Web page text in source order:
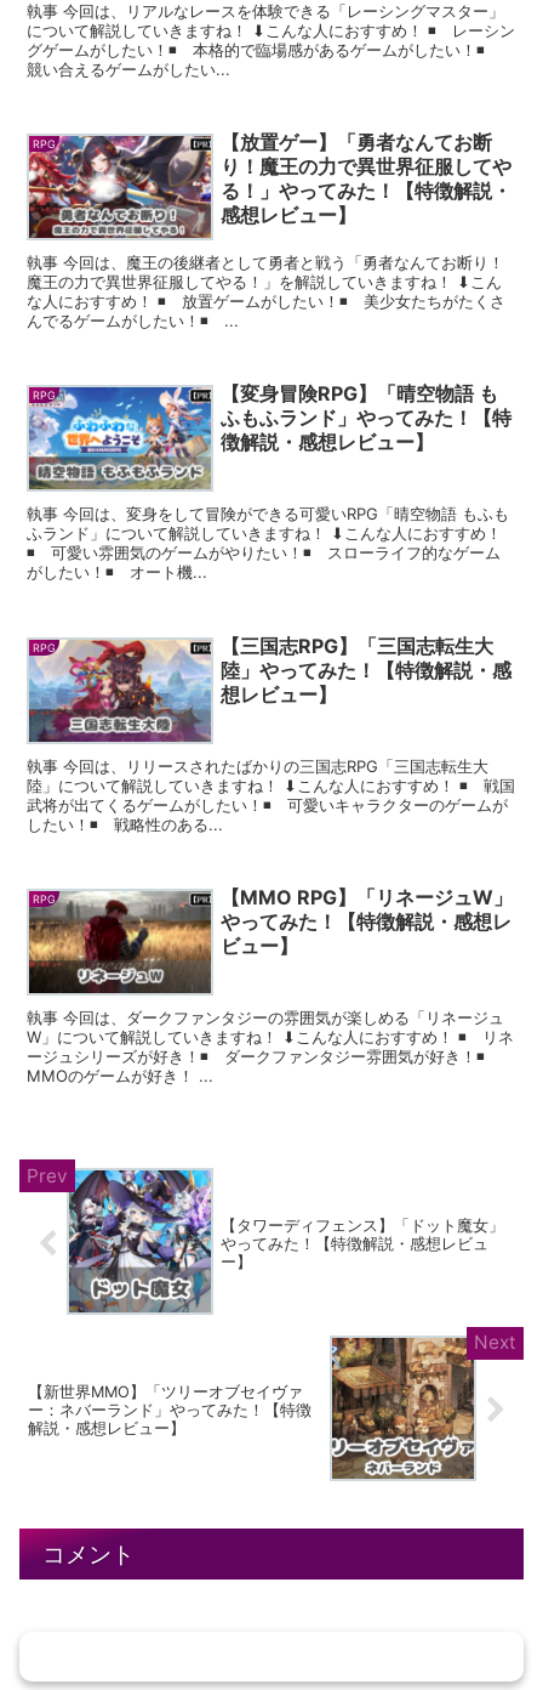
執事 今回は、リアルなレースを体験できる「レーシングマスター」
について解説していきますね！ ⬇︎こんな人におすすめ！ ◾️ レーシン
グゲームがしたい！◾️ 本格的で臨場感があるゲームがしたい！◾️
競い合えるゲームがしたい...
RPG
【放置ゲー】「勇者なんてお断
り！魔王の力で異世界征服してや
る！」やってみた！【特徴解説・
感想レビュー】
執事 今回は、魔王の後継者として勇者と戦う「勇者なんてお断り！
魔王の力で異世界征服してやる！」を解説していきますね！ ⬇︎こん
な人におすすめ！ ◾️ 放置ゲームがしたい！◾️ 美少女たちがたくさ
んでるゲームがしたい！◾️ ...
RPG
【変身冒険RPG】「晴空物語 も
ふもふランド」やってみた！【特
徴解説・感想レビュー】
執事 今回は、変身をして冒険ができる可愛いRPG「晴空物語 もふも
ふランド」について解説していきますね！ ⬇︎こんな人におすすめ！
◾️ 可愛い雰囲気のゲームがやりたい！◾️ スローライフ的なゲーム
がしたい！◾️ オート機...
RPG
【三国志RPG】「三国志転生大
陸」やってみた！【特徴解説・感
想レビュー】
執事 今回は、リリースされたばかりの三国志RPG「三国志転生大
陸」について解説していきますね！ ⬇︎こんな人におすすめ！ ◾️ 戦国
武将が出てくるゲームがしたい！◾️ 可愛いキャラクターのゲームが
したい！◾️ 戦略性のある...
RPG
【MMO RPG】「リネージュW」
やってみた！【特徴解説・感想レ
ビュー】
執事 今回は、ダークファンタジーの雰囲気が楽しめる「リネージュ
W」について解説していきますね！ ⬇︎こんな人におすすめ！ ◾️ リネ
ージュシリーズが好き！◾️ ダークファンタジー雰囲気が好き！◾️
MMOのゲームが好き！ ...
【タワーディフェンス】「ドット魔女」
やってみた！【特徴解説・感想レビュ
ー】
【新世界MMO】「ツリーオブセイヴァ
ー：ネバーランド」やってみた！【特徴
解説・感想レビュー】
コメント